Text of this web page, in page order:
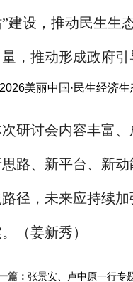
建设，推动民生生
，推动形成政府
研讨会内容丰富
思路、新平台、新
路径，未来应持续
（姜新秀）
篇： 张景安、卢中原一行专